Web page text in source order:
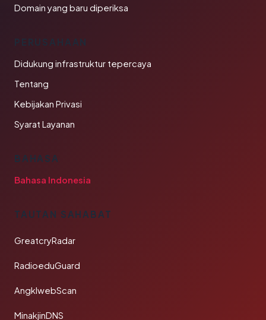
Domain yang baru diperiksa
PERUSAHAAN
Didukung infrastruktur tepercaya
Tentang
Kebijakan Privasi
Syarat Layanan
BAHASA
Bahasa Indonesia
TAUTAN SAHABAT
GreatcryRadar
RadioeduGuard
AngklwebScan
MinakjinDNS